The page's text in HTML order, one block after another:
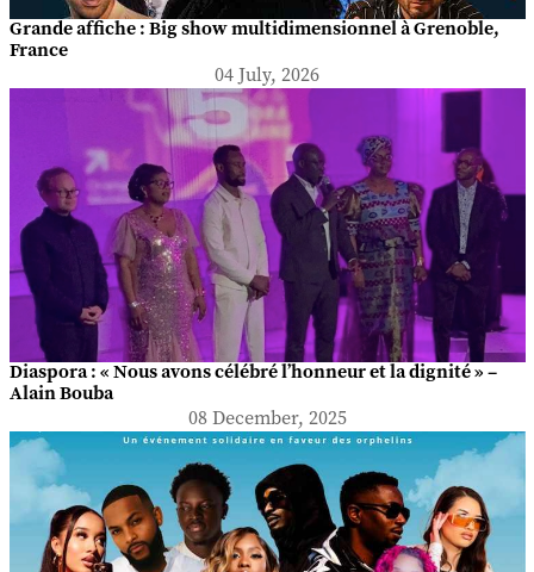
Grande affiche : Big show multidimensionnel à Grenoble,
France
04 July, 2026
Diaspora : « Nous avons célébré l’honneur et la dignité » –
Alain Bouba
08 December, 2025